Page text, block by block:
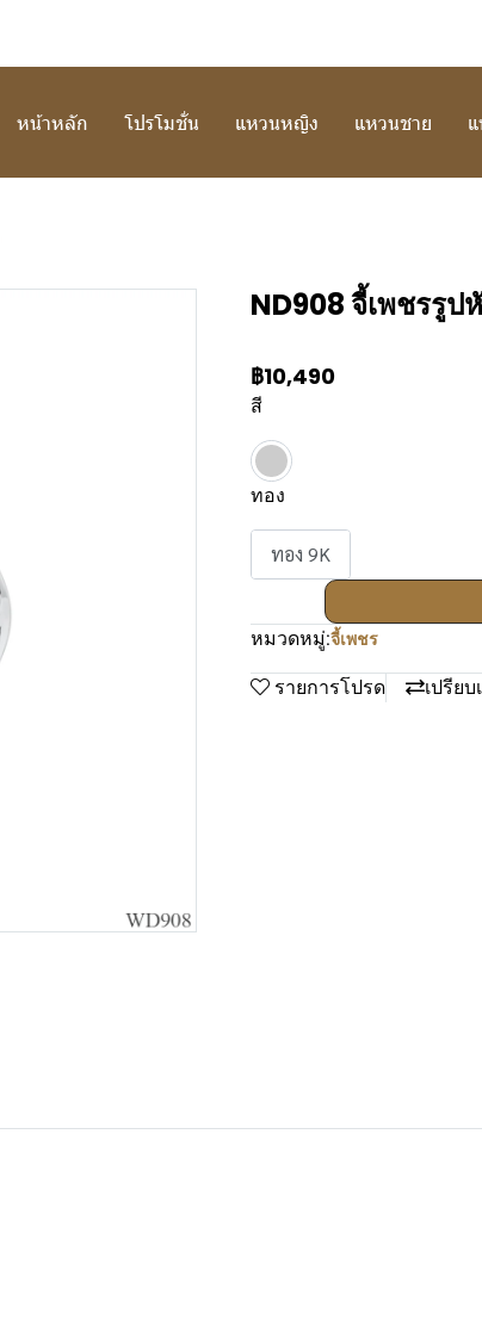
หน้าหลัก โปรโมชั่น แหวนหญิง แหวนชาย
ND908 จี้เพชรรูป
฿10,490
สี
ทอง
ทอง 9K
หมวดหมู่:จี้เพชร
รายการโปรด เปรียบ